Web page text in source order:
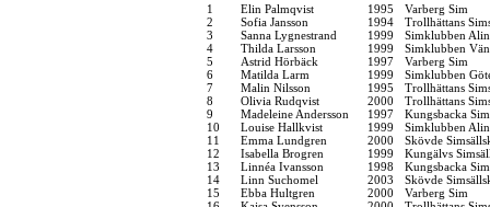
1 Elin Palmqvist 1995
Varberg Sim
2
Sofia Jansson 1994
Trollhättans
3
Sanna Lygnestrand 1999
Simklubben
4
Thilda Larsson 1999
Simklubben
5
Astrid Hörbäck 1997
Varberg Sim
6
Matilda Larm 1999
Simklubben
7
Malin Nilsson 1995
Trollhättans
8
Olivia Rudqvist 2000
Trollhättans
9
Madeleine Andersson 1997
Kungsbacka
10
Louise Hallkvist 1999
Simklubben
11
Emma Lundgren 2000
Skövde
12
Isabella Brogren 1999
Kungälvs
13
Linnéa Ivansson 1998
Kungsbacka
14
Linn Suchomel 2003
Skövde
15
Ebba Hultgren 2000
Varberg Sim